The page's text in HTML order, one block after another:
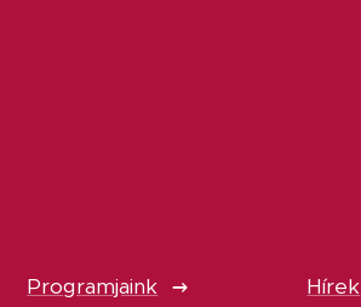
Programjaink Hírek